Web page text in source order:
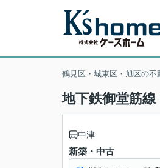
鶴見区・城東区・旭区の
地下鉄御堂筋
中津
新築・中古